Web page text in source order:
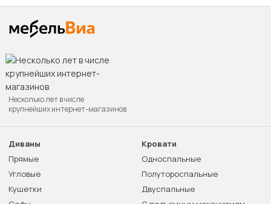
Несколько лет в числе
крупнейших интернет-магазинов
Диваны
Прямые
Угловые
Кушетки
Кровати
Односпальные
Полутороспальные
Двуспальные